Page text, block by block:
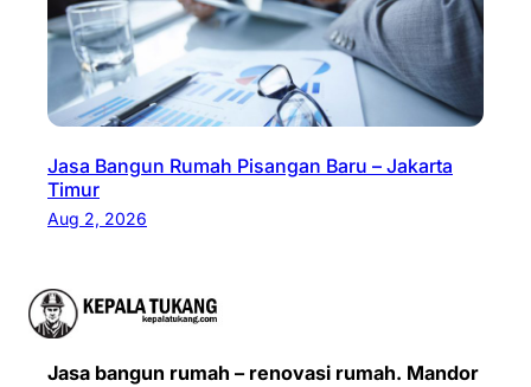
Jasa Bangun Rumah Pisangan Baru – Jakarta
Timur
Aug 2, 2026
Jasa bangun rumah – renovasi rumah. Mandor